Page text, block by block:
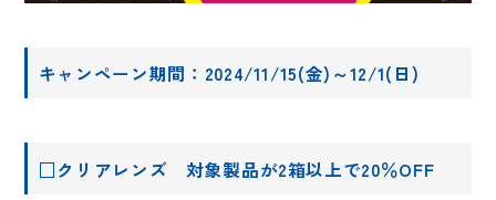
キャンペーン期間：2024/11/15(金)～12/1(日)
□クリアレンズ 対象製品が2箱以上で20％OFF